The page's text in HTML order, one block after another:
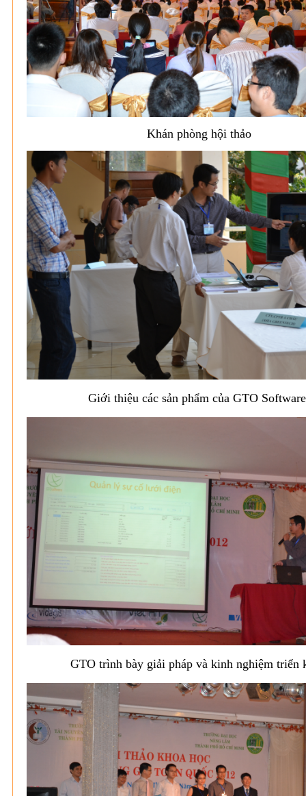
Khán phòng hội thảo
Giới thiệu các sản phẩm của GTO Software
GTO trình bày giải pháp và kinh nghiệm triển